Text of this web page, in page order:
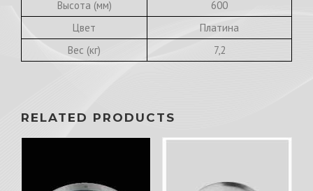
Высота (мм)
600
Цвет
Платина
Вес (кг)
7,2
RELATED PRODUCTS